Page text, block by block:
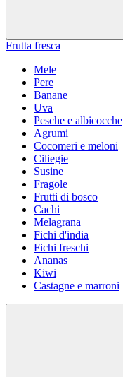
Frutta fresca
Mele
Pere
Banane
Uva
Pesche e albicocche
Agrumi
Cocomeri e meloni
Ciliegie
Susine
Fragole
Frutti di bosco
Cachi
Melagrana
Fichi d'india
Fichi freschi
Ananas
Kiwi
Castagne e marroni